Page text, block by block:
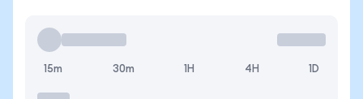
15m 30m 1H 4H 1D